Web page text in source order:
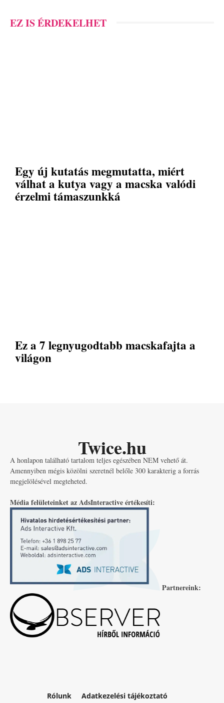
EZ IS ÉRDEKELHET
Egy új kutatás megmutatta, miért
válhat a kutya vagy a macska valódi
érzelmi támaszunkká
Ez a 7 legnyugodtabb macskafajta a
világon
Twice.hu
A honlapon található tartalom teljes egészében NEM vehető át.
Amennyiben mégis közölni szeretnél belőle 300 karakterig a forrás
megjelölésével megteheted.
Média felületeinket az AdsInteractive értékesíti:
Partnereink:
Rólunk Adatkezelési tájékoztató